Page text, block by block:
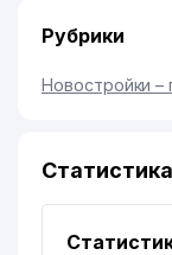
Рубрики
Новостройки –
Статистика